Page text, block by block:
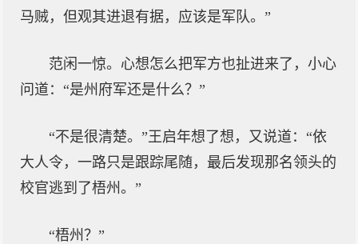
马贼，但观其进退有据，应该是军队。”
范闲一惊。心想怎么把军方也扯进来了，小心
问道：“是州府军还是什么？”
“不是很清楚。”王启年想了想，又说道：“依
大人令，一路只是跟踪尾随，最后发现那名领头的
校官逃到了梧州。”
“梧州？”